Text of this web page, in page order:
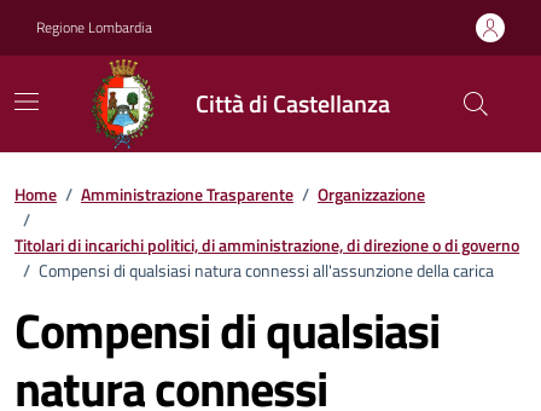
Regione Lombardia
Città di Castellanza
Home / Amministrazione Trasparente / Organizzazione
/
Titolari di incarichi politici, di amministrazione, di direzione o di governo
/ Compensi di qualsiasi natura connessi all'assunzione della carica
Compensi di qualsiasi
natura connessi